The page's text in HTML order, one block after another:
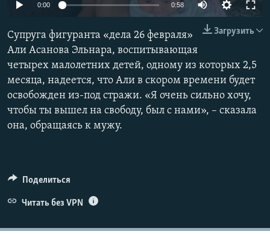
ПОБЕДИТЕЛЕЙ НЕ СУДЯТ?
КРЫМ.НЕПОКОРЕННЫЙ
ELIFBE
УКРАИНСКАЯ ПРОБЛЕМА КРЫМА
ПРИСОЕДИНЯЙТЕСЬ!
Все сайты RFE/RL
0:00 0:58
Загрузить
Супруга фигуранта «дела 26 февраля»
Али Асанова Эльнара, воспитывающая
четырех малолетних детей, одному из которых 2,5
месяца, надеется, что Али в скором времени будет
освобожден из-под стражи. «Я очень сильно хочу,
чтобы ты вышел на свободу, был с нами», – сказала
она, обращаясь к мужу.
Поделиться
Читать без VPN